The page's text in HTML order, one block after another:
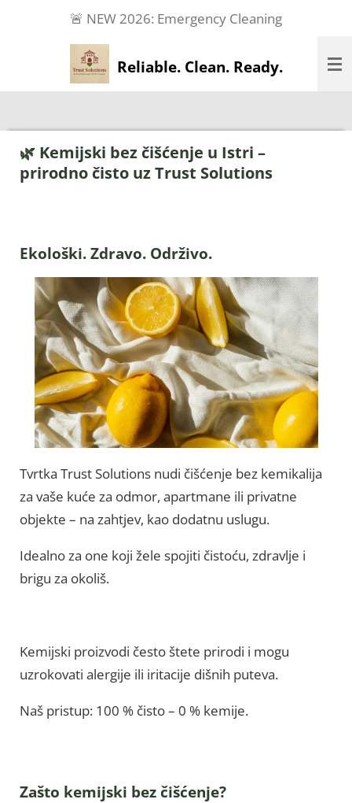
Hauptinhalt
Reliable. Clean. Ready.
🚨 NEW 2026: Emergency Cleaning
🌿 Kemijski bez čišćenje u Istri –
prirodno čisto uz Trust Solutions
Ekološki. Zdravo. Održivo.
Tvrtka Trust Solutions nudi čišćenje bez kemikalija
za vaše kuće za odmor, apartmane ili privatne
objekte – na zahtjev, kao dodatnu uslugu.
Idealno za one koji žele spojiti čistoću, zdravlje i
brigu za okoliš.
Kemijski proizvodi često štete prirodi i mogu
uzrokovati alergije ili iritacije dišnih puteva.
Naš pristup: 100 % čisto – 0 % kemije.
Zašto kemijski bez čišćenje?